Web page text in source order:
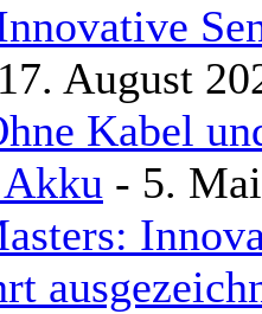
August
Kabel
- 5.